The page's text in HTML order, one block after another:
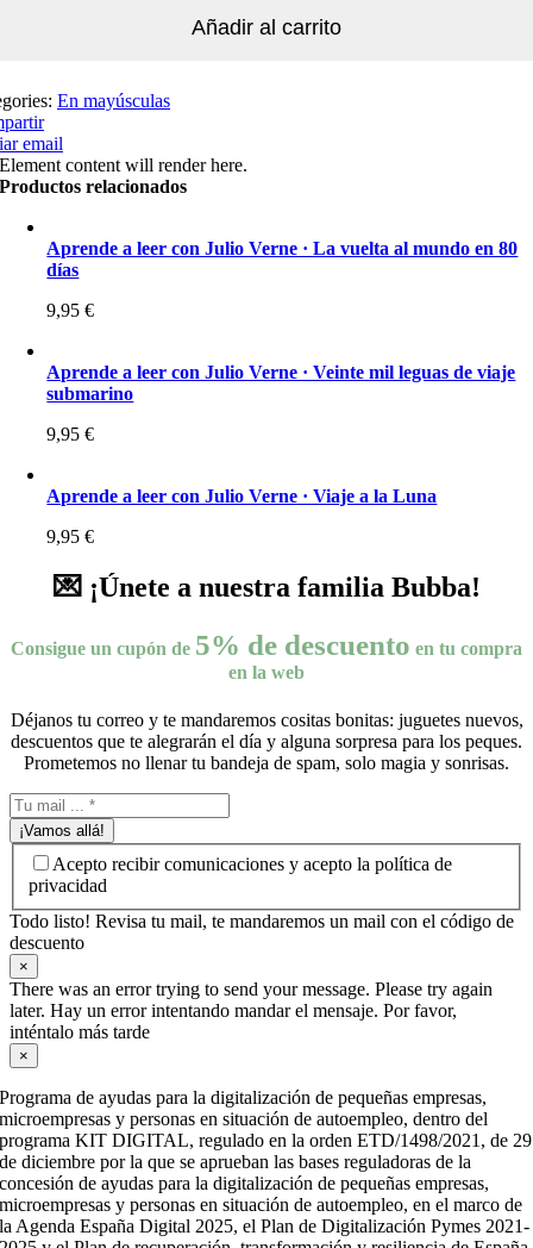
Añadir al carrito
En mayúsculas
email
Element content will render here.
Productos relacionados
Aprende a leer con Julio Verne · La vuelta al mundo en 80
días
9,95€
Aprende a leer con Julio Verne · Veinte mil leguas de viaje
submarino
9,95€
Aprende a leer con Julio Verne · Viaje a la Luna
9,95€
💌 ¡Únete a nuestra familia Bubba!
Consigue un cupón de 5% de descuento en tu compra
en la web
Déjanos tu correo y te mandaremos cositas bonitas: juguetes nuevos,
descuentos que te alegrarán el día y alguna sorpresa para los peques.
Prometemos no llenar tu bandeja de spam, solo magia y sonrisas.
¡Vamos allá!
Acepto recibir comunicaciones y acepto la política de
privacidad
Todo listo! Revisa tu mail, te mandaremos un mail con el código de
descuento
×
There was an error trying to send your message. Please try again
later. Hay un error intentando mandar el mensaje. Por favor,
inténtalo más tarde
×
Programa de ayudas para la digitalización de pequeñas empresas,
microempresas y personas en situación de autoempleo, dentro del
programa KIT DIGITAL, regulado en la orden ETD/1498/2021, de 29
de diciembre por la que se aprueban las bases reguladoras de la
concesión de ayudas para la digitalización de pequeñas empresas,
microempresas y personas en situación de autoempleo, en el marco de
la Agenda España Digital 2025, el Plan de Digitalización Pymes 2021-